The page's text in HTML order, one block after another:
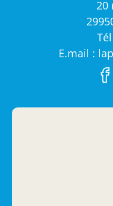
20
E.mail :